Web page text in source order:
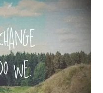
é
passado